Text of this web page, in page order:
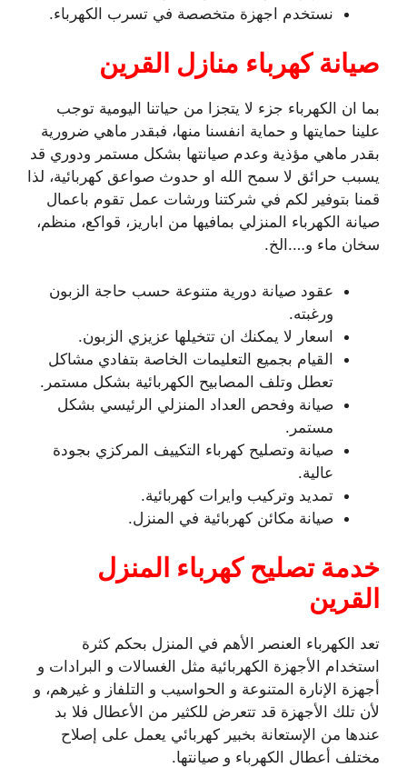
نستخدم اجهزة متخصصة في تسرب الكهرباء.
صيانة كهرباء منازل القرين
بما ان الكهرباء جزء لا يتجزا من حياتنا اليومية توجب
علينا حمايتها و حماية انفسنا منها، فبقدر ماهي ضرورية
بقدر ماهي مؤذية وعدم صيانتها بشكل مستمر ودوري قد
يسبب حرائق لا سمح الله او حدوث صواعق كهربائية، لذا
قمنا بتوفير لكم في شركتنا ورشات عمل تقوم باعمال
صيانة الكهرباء المنزلي بمافيها من اباريز، قواكع، منظم،
سخان ماء و….الخ.
عقود صيانة دورية متنوعة حسب حاجة الزبون
ورغبته.
اسعار لا يمكنك ان تتخيلها عزيزي الزبون.
القيام بجميع التعليمات الخاصة بتفادي مشاكل
تعطل وتلف المصابيح الكهربائية بشكل مستمر.
صيانة وفحص العداد المنزلي الرئيسي بشكل
مستمر.
صيانة وتصليح كهرباء التكييف المركزي بجودة
عالية.
تمديد وتركيب وايرات كهربائية.
صيانة مكائن كهربائية في المنزل.
خدمة تصليح كهرباء المنزل
القرين
تعد الكهرباء العنصر الأهم في المنزل بحكم كثرة
استخدام الأجهزة الكهربائية مثل الغسالات و البرادات و
أجهزة الإنارة المتنوعة و الحواسيب و التلفاز و غيرهم، و
لأن تلك الأجهزة قد تتعرض للكثير من الأعطال فلا بد
عندها من الإستعانة بخبير كهربائي يعمل على إصلاح
مختلف أعطال الكهرباء و صيانتها.